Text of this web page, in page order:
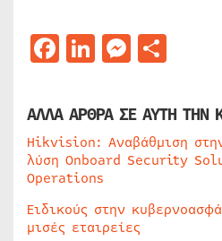
Facebook
LinkedIn
ΑΛΛΑ ΑΡΘΡΑ ΣΕ ΑΥΤΗ ΤΗΝ
Hikvision: Αναβάθμιση
λύση Onboard Security
Operations
Ειδικούς στην
μισές εταιρείες